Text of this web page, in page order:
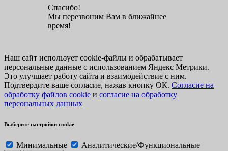
Спасибо!
Мы перезвоним Вам в ближайнее
время!
Наш сайт использует cookie-файлы и обрабатывает
персональные данные с использованием Яндекс Метрики.
Это улучшает работу сайта и взаимодействие с ним.
Подтвердите ваше согласие, нажав кнопку ОК. Согласие на
обработку файлов cookie и согласие на обработку
персональных данных
Выберите настройки cookie
Минимальные Аналитические/Функциональные